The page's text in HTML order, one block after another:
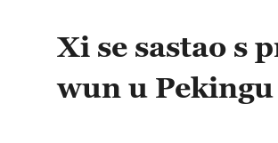
Xi se sastao s
wun u Pekingu